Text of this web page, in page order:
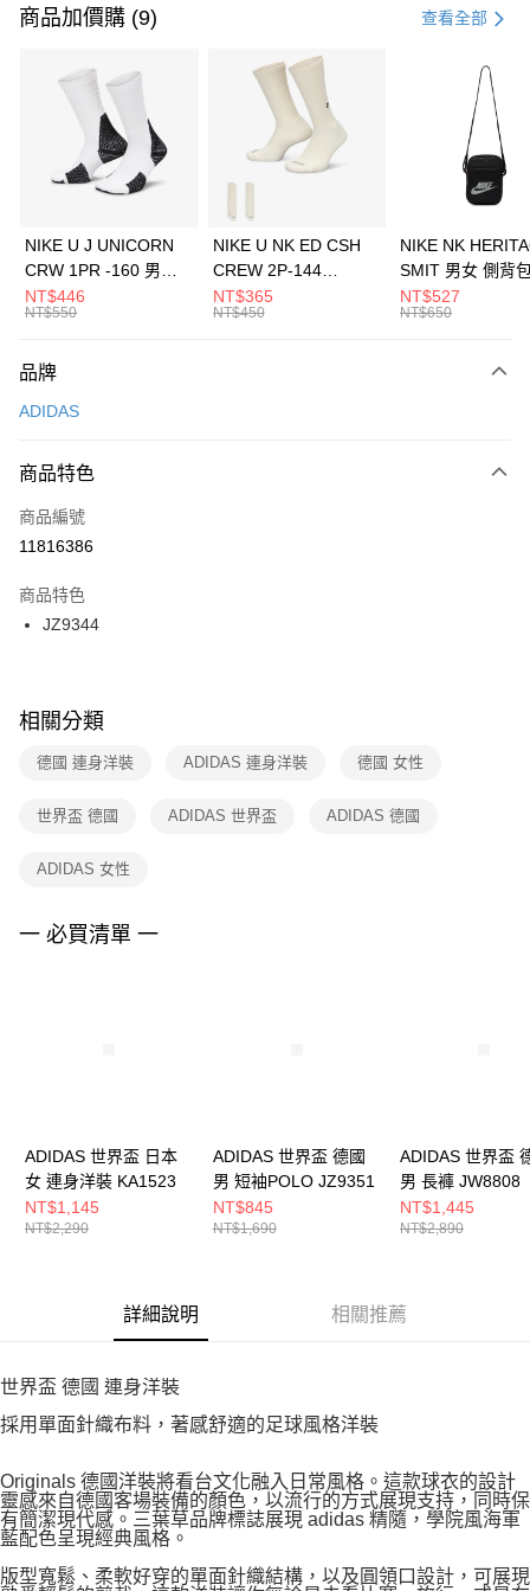
信用卡一次付款
3 期 0 利率 每期 21家銀行
合作金庫商業銀行
第一商業銀行
華南商業銀行
彰化商業銀行
上海商業儲蓄銀行
元大商業銀行
台灣樂天信用卡公司
Apple Pay
全盈+PAY
AFTEE先享後付
【關於「AFTEE先享後付」】
便利好安心！
３．安心：先確認商品／服務後，再付款。
【「AFTEE先享後付」結帳流程】
１．於結帳方式選擇「AFTEE先享後付」後，將跳轉至「AFTEE先享後付」
２．訂單成立數日內，您將收到繳費通知簡訊。
３．收到繳費通知簡訊後14天內，點擊此簡訊中的連結，可透過四大超商／
ATM／網路銀行／等多元方式進行付款，方視為交易完成。
※ 交易是否成功請以「AFTEE先享後付 」之結帳頁面顯示為準，若有關於
是否繳費成功／繳費後需取消欲退款等相關疑問，請聯繫「AFTEE先享後付
客戶支援中心」https://netprotections.freshdesk.com/support/home
１．透過由恩沛科技股份有限公司提供之「AFTEE先享後付」服務完成之交
權轉讓予恩沛科技股份有限公司。
３．未成年的使用者請事先徵得法定代理人或監護人之同意方可使用
「AFTEE先享後付」，若未經同意申辦者引起之損失，本公司不負相關責
運送方式
每筆NT$100，滿NT$1,500(含以上)免運費
宅配
每筆NT$100，滿NT$1,500(含以上)免運費
付款後門市自取
每筆NT$100，滿NT$1,500(含以上)免運費
商品加價購 (9) 查看全部
NIKE U J UNICORN
CRW 1PR -160 男女
中統襪 FZ3393100
NT$446
NT$550
NIKE U NK ED CSH
CREW 2P-144
EMBRDY 男女 短統襪
FZ3073133
NT$365
NT$450
NIKE NK
SMIT 男女 側背
BA5871010
NT$527
NT$650
品牌
ADIDAS
商品特色
商品編號
11816386
商品特色
JZ9344
相關分類
德國 連身洋裝 ADIDAS 連身洋裝 德國 女性
世界盃 德國 ADIDAS 世界盃 ADIDAS 德國
ADIDAS 女性
一 必買清單 一
ADIDAS 世界盃 日本
女 連身洋裝 KA1523
NT$1,145
NT$2,290
ADIDAS 世界盃 德國
男 短袖POLO JZ9351
NT$845
NT$1,690
ADIDAS 世界盃
男 長褲 JW8808
NT$1,445
NT$2,890
詳細說明 相關推薦
世界盃 德國 連身洋裝
採用單面針織布料，著感舒適的足球風格洋裝
Originals 德國洋裝將看台文化融入日常風格。這款球衣的設計
靈感來自德國客場裝備的顏色，以流行的方式展現支持，同時保
有簡潔現代感。三葉草品牌標誌展現 adidas 精隨，學院風海軍
藍配色呈現經典風格。
版型寬鬆、柔軟好穿的單面針織結構，以及圓領口設計，可展現